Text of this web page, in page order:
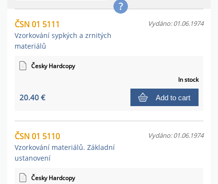
ČSN 01 5111
Vzorkování sypkých a zrnitých
materiálů
Vydáno: 01.06.1974
Česky Hardcopy
In stock
20.40 € Add to cart
ČSN 01 5110
Vzorkování materiálů. Základní
ustanovení
Vydáno: 01.06.1974
Česky Hardcopy